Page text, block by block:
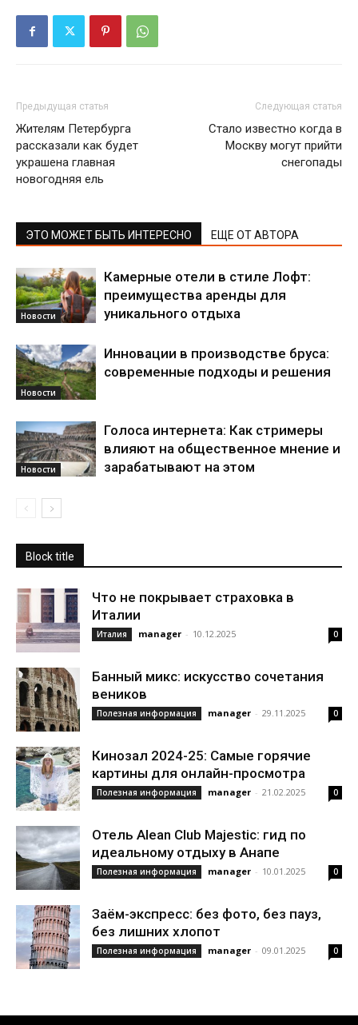
Предыдущая статья
Жителям Петербурга
рассказали как будет
украшена главная
новогодняя ель
Следующая статья
Стало известно когда в
Москву могут прийти
снегопады
ЭТО МОЖЕТ БЫТЬ ИНТЕРЕСНО ЕЩЕ ОТ АВТОРА
Новости
Камерные отели в стиле Лофт:
преимущества аренды для
уникального отдыха
Новости
Инновации в производстве бруса:
современные подходы и решения
Новости
Голоса интернета: Как стримеры
влияют на общественное мнение и
зарабатывают на этом
Block title
Что не покрывает страховка в
Италии
Италия manager - 10.12.2025 0
Банный микс: искусство сочетания
веников
Полезная информация manager - 29.11.2025 0
Кинозал 2024-25: Самые горячие
картины для онлайн-просмотра
Полезная информация manager - 21.02.2025 0
Отель Alean Club Majestic: гид по
идеальному отдыху в Анапе
Полезная информация manager - 10.01.2025 0
Заём-экспресс: без фото, без пауз,
без лишних хлопот
Полезная информация manager - 09.01.2025 0